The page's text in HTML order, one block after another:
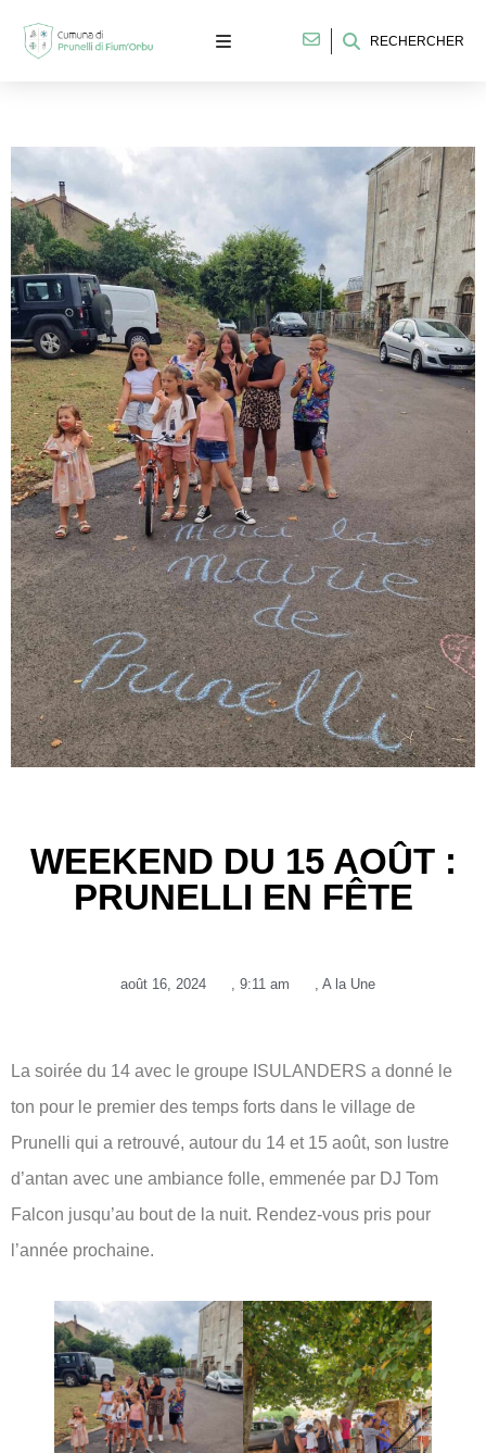
RECHERCHER
WEEKEND DU 15 AOÛT :
PRUNELLI EN FÊTE
août 16, 2024 9:11 am A la Une
La soirée du 14 avec le groupe ISULANDERS a donné le
ton pour le premier des temps forts dans le village de
Prunelli qui a retrouvé, autour du 14 et 15 août, son lustre
d’antan avec une ambiance folle, emmenée par DJ Tom
Falcon jusqu’au bout de la nuit. Rendez-vous pris pour
l’année prochaine.